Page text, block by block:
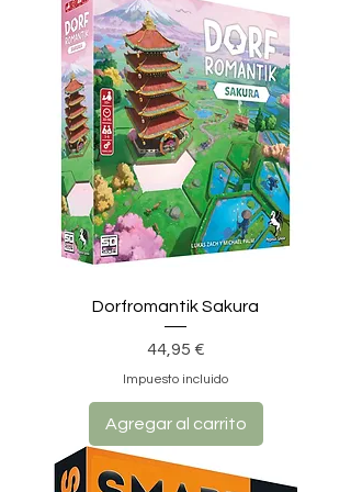
Dorfromantik Sakura
Precio
44,95 €
Impuesto incluido
Agregar al carrito